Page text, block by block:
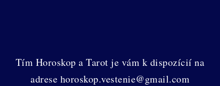
Tím Horoskop a Tarot je vám k dispozícií na
adrese horoskop.vestenie@gmail.com